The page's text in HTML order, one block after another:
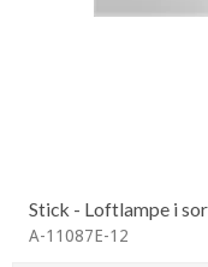
Stick - Loftlampe i
A-11087E-12